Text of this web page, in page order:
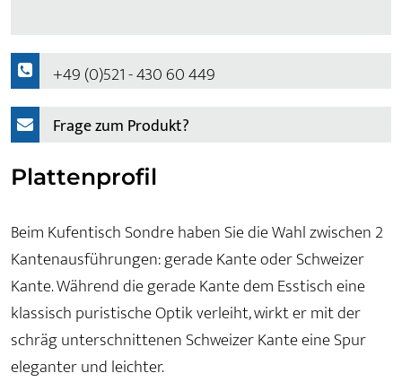
+49 (0)521 - 430 60 449
Frage zum Produkt?
Plattenprofil
Beim Kufentisch Sondre haben Sie die Wahl zwischen 2
Kantenausführungen: gerade Kante oder Schweizer
Kante. Während die gerade Kante dem Esstisch eine
klassisch puristische Optik verleiht, wirkt er mit der
schräg unterschnittenen Schweizer Kante eine Spur
eleganter und leichter.